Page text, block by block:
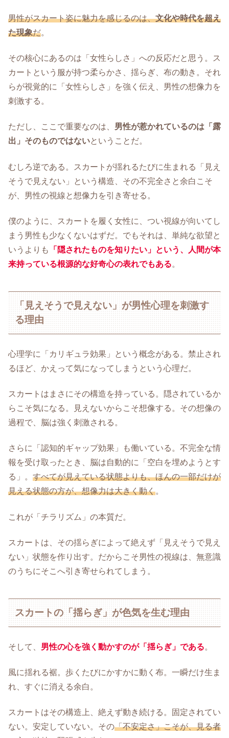
男性がスカート姿に魅力を感じるのは、文化や時代を超え
た現象だ。
その核心にあるのは「女性らしさ」への反応だと思う。ス
カートという服が持つ柔らかさ、揺らぎ、布の動き。それ
らが視覚的に「女性らしさ」を強く伝え、男性の想像力を
刺激する。
ただし、ここで重要なのは、 男性が惹かれているのは「露
出」そのものではないということだ。
むしろ逆である。スカートが揺れるたびに生まれる「見え
そうで見えない」という構造、その不完全さと余白こそ
が、男性の視線と想像力を引き寄せる。
僕のように、スカートを履く女性に、つい視線が向いてし
まう男性も少なくないはずだ。でもそれは、単純な欲望と
いうよりも
「隠されたものを知りたい」という、人間が本
来持っている根源的な好奇心の表れでもある。
「見えそうで見えない」が男性心理を刺激す
る理由
心理学に「カリギュラ効果」という概念がある。禁止され
るほど、かえって気になってしまうという心理だ。
スカートはまさにその構造を持っている。隠されているか
らこそ気になる。見えないからこそ想像する。その想像の
過程で、脳は強く刺激される。
さらに「認知的ギャップ効果」も働いている。不完全な情
報を受け取ったとき、脳は自動的に「空白を埋めようとす
る」。 すべてが見えている状態よりも、ほんの一部だけが
見える状態の方が、想像力は大きく動く。
これが「チラリズム」の本質だ。
スカートは、その揺らぎによって絶えず「見えそうで見え
ない」状態を作り出す。だからこそ男性の視線は、無意識
のうちにそこへ引き寄せられてしまう。
スカートの「揺らぎ」が色気を生む理由
そして、 男性の心を強く動かすのが「揺らぎ」である。
風に揺れる裾。歩くたびにかすかに動く布。一瞬だけ生ま
れ、すぐに消える余白。
スカートはその構造上、絶えず動き続ける。固定されてい
ない。安定していない。その「不安定さ」こそが、見る者